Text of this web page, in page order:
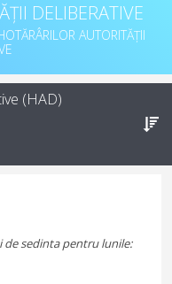
DELIBERATIVE
AUTORITĂȚII
(HAD)
de sedinta pentru lunile: